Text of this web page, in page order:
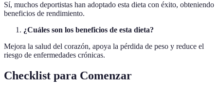
Sí, muchos deportistas han adoptado esta dieta con éxito, obteniendo
beneficios de rendimiento.
¿Cuáles son los beneficios de esta dieta?
Mejora la salud del corazón, apoya la pérdida de peso y reduce el
riesgo de enfermedades crónicas.
Checklist para Comenzar